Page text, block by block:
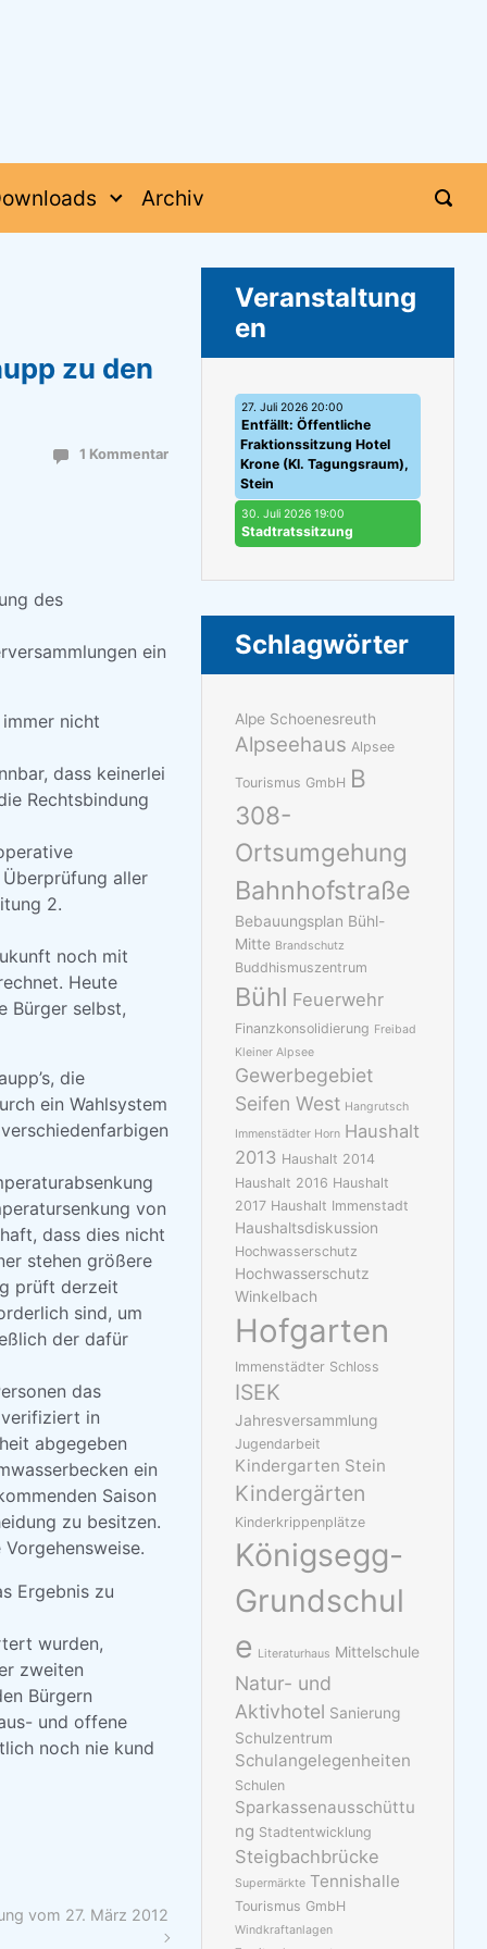
Archiv
zu den
1 Kommentar
des
ein
nicht
dass keinerlei
Rechtsbindung
aller
2.
noch mit
Heute
Bürger selbst,
die
ein Wahlsystem
von
dass dies nicht
stehen größere
prüft derzeit
sind, um
der dafür
das
in
abgegeben
ein
Saison
zu besitzen.
Ergebnis zu
wurden,
zweiten
Bürgern
und offene
noch nie kund
vom 27. März 2012
Veranstaltung
en
27. Juli 2026 20:00
Entfällt: Öffentliche
Fraktionssitzung Hotel
Krone (Kl. Tagungsraum),
Stein
30. Juli 2026 19:00
Stadtratssitzung
Schlagwörter
Alpe Schoenesreuth
Alpseehaus Alpsee
Tourismus GmbH B
308-
Ortsumgehung
Bahnhofstraße
Bebauungsplan Bühl-
Mitte Brandschutz
Buddhismuszentrum
Bühl Feuerwehr
Finanzkonsolidierung Freibad
Kleiner Alpsee
Gewerbegebiet
Seifen West Hangrutsch
Immenstädter Horn Haushalt
2013 Haushalt 2014
Haushalt 2016 Haushalt
2017 Haushalt Immenstadt
Haushaltsdiskussion
Hochwasserschutz
Hochwasserschutz
Winkelbach
Hofgarten
Immenstädter Schloss
ISEK
Jahresversammlung
Jugendarbeit
Kindergarten Stein
Kindergärten
Kinderkrippenplätze
Königsegg-
Grundschul
e Literaturhaus Mittelschule
Natur- und
Aktivhotel Sanierung
Schulzentrum
Schulangelegenheiten
Schulen
Sparkassenausschüttu
ng Stadtentwicklung
Steigbachbrücke
Supermärkte Tennishalle
Tourismus GmbH
Windkraftanlagen